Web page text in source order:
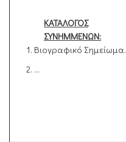
ΚΑΤΑΛΟΓΟΣ
ΣΥΝΗΜΜΕΝΩΝ:
Βιογραφικό Σημείωμα.
...